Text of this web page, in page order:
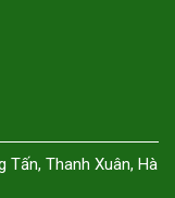
Tấn, Thanh Xuân, Hà